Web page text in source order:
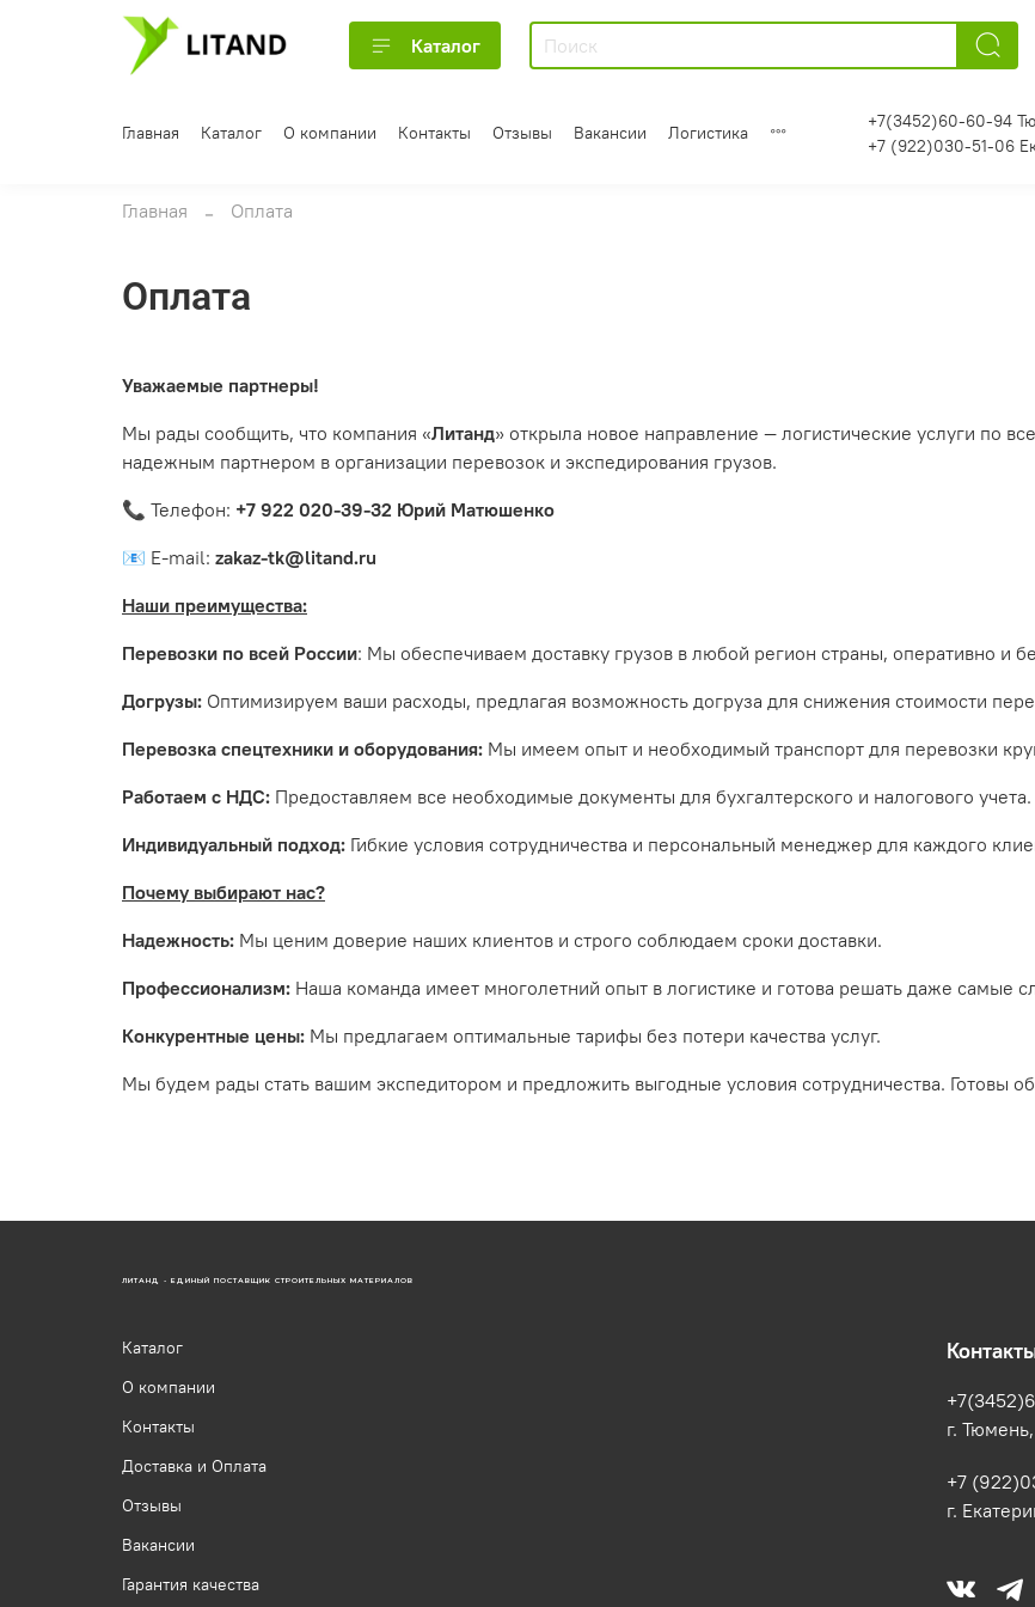
Каталог
Главная Каталог О компании Контакты Отзывы Вакансии Логистика
+7(3452)60-60-94
+7 (922)030-51-06
Главная Оплата
Оплата
Уважаемые партнеры!
Мы рады сообщить, что компания «Литанд» открыла новое направление — логистические услуги по
надежным партнером в организации перевозок и экспедирования грузов.
📞 Телефон: +7 922 020-39-32 Юрий Матюшенко
📧 E-mail: zakaz-tk@litand.ru
Наши преимущества:
Перевозки по всей России: Мы обеспечиваем доставку грузов в любой регион страны, оперативно и
Догрузы: Оптимизируем ваши расходы, предлагая возможность догруза для снижения стоимости
Перевозка спецтехники и оборудования: Мы имеем опыт и необходимый транспорт для перевозки
Работаем с НДС: Предоставляем все необходимые документы для бухгалтерского и налогового учета.
Индивидуальный подход: Гибкие условия сотрудничества и персональный менеджер для каждого
Почему выбирают нас?
Надежность: Мы ценим доверие наших клиентов и строго соблюдаем сроки доставки.
Профессионализм: Наша команда имеет многолетний опыт в логистике и готова решать даже самые
Конкурентные цены: Мы предлагаем оптимальные тарифы без потери качества услуг.
Мы будем рады стать вашим экспедитором и предложить выгодные условия сотрудничества. Готовы
ЛИТАНД - ЕДИНЫЙ ПОСТАВЩИК СТРОИТЕЛЬНЫХ МАТЕРИАЛОВ
Каталог
О компании
Контакты
Доставка и Оплата
Отзывы
Вакансии
Гарантия качества
г.
+7
г.